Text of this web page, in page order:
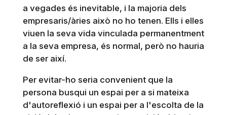
a vegades és inevitable, i la majoria dels
empresaris/àries això no ho tenen. Ells i elles
viuen la seva vida vinculada permanentment
a la seva empresa, és normal, però no hauria
de ser així.
Per evitar-ho seria convenient que la
persona busqui un espai per a si mateixa
d'autoreflexió i un espai per a l'escolta de la